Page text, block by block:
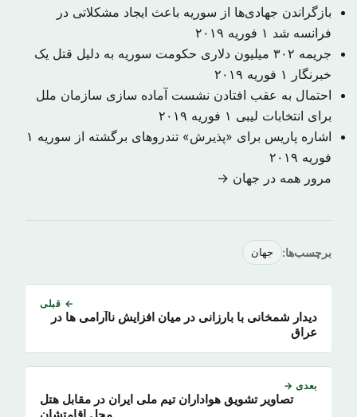
بازگراندن جهادی‌ها از سوریه باعث ایجاد مشکلاتی در
فرانسه شد ۱ فوریه ۲۰۱۹
جریمه ۳۰۲ میلیون دلاری حکومت سوریه به دلیل قتل یک
خبرنگار
۱ فوریه ۲۰۱۹
احتمال به عقب افتادن نشست آماده سازی سازمان ملل
برای انتخابات لیبی ۱ فوریه ۲۰۱۹
اشاره پاریس برای «پذیرش» تندروهای برگشته از سوریه ۱
فوریه ۲۰۱۹
مرور همه در جهان →
برچسب‌ها: جهان
← قبلی
دیدار شمخانی با بارزانی در میان افزایش ناآرامی ها در
عراق
بعدی →
تصاویر تشویق هواداران تیم ملی ایران در مقابل هتل